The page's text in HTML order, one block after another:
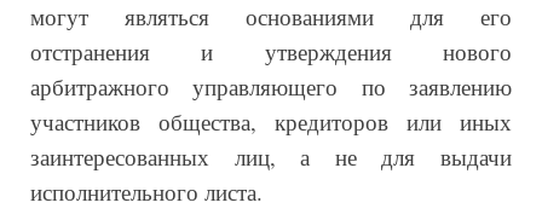
могут являться основаниями для его
отстранения и утверждения нового
арбитражного управляющего по заявлению
участников общества, кредиторов или иных
заинтересованных лиц, а не для выдачи
исполнительного листа.